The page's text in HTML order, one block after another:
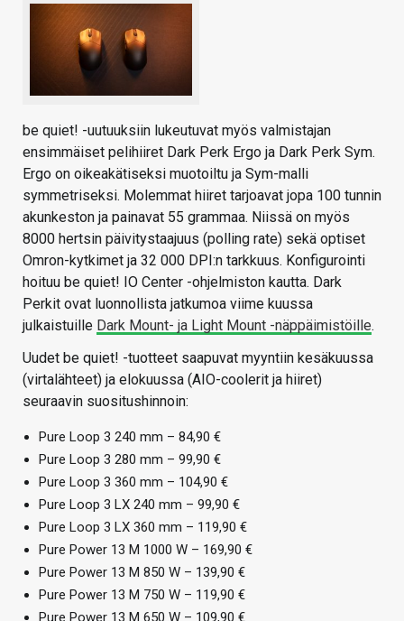
be quiet! -uutuuksiin lukeutuvat myös valmistajan
ensimmäiset pelihiiret Dark Perk Ergo ja Dark Perk Sym.
Ergo on oikeakätiseksi muotoiltu ja Sym-malli
symmetriseksi. Molemmat hiiret tarjoavat jopa 100 tunnin
akunkeston ja painavat 55 grammaa. Niissä on myös
8000 hertsin päivitystaajuus (polling rate) sekä optiset
Omron-kytkimet ja 32 000 DPI:n tarkkuus. Konfigurointi
hoituu be quiet! IO Center -ohjelmiston kautta. Dark
Perkit ovat luonnollista jatkumoa viime kuussa
julkaistuille Dark Mount- ja Light Mount -näppäimistöille.
Uudet be quiet! -tuotteet saapuvat myyntiin kesäkuussa
(virtalähteet) ja elokuussa (AIO-coolerit ja hiiret)
seuraavin suositushinnoin:
Pure Loop 3 240 mm – 84,90 €
Pure Loop 3 280 mm – 99,90 €
Pure Loop 3 360 mm – 104,90 €
Pure Loop 3 LX 240 mm – 99,90 €
Pure Loop 3 LX 360 mm – 119,90 €
Pure Power 13 M 1000 W – 169,90 €
Pure Power 13 M 850 W – 139,90 €
Pure Power 13 M 750 W – 119,90 €
Pure Power 13 M 650 W – 109,90 €